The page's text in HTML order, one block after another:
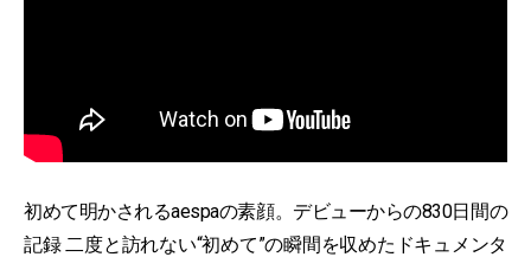
初めて明かされるaespaの素顔。デビューからの830日間の
記録 二度と訪れない“初めて”の瞬間を収めたドキュメンタ